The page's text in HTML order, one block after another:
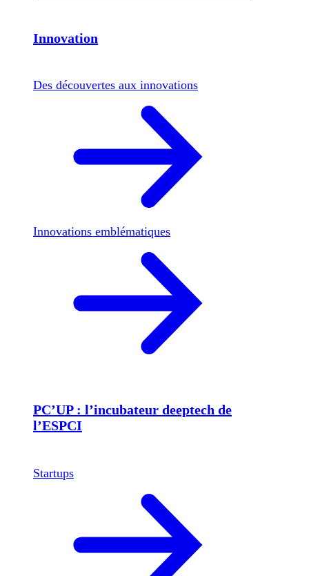
Innovation
Des découvertes aux innovations
Innovations emblématiques
PC’UP : l’incubateur deeptech de
l’ESPCI
Startups